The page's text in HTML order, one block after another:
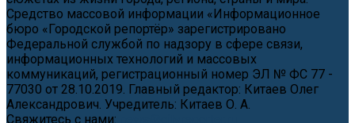
Средство массовой информации «Информационное
бюро «Городской репортёр» зарегистрировано
Федеральной службой по надзору в сфере связи,
информационных технологий и массовых
коммуникаций, регистрационный номер ЭЛ № ФС 77 -
77030 от 28.10.2019. Главный редактор: Китаев Олег
Александрович. Учредитель: Китаев О. А.
Свяжитесь с нами: